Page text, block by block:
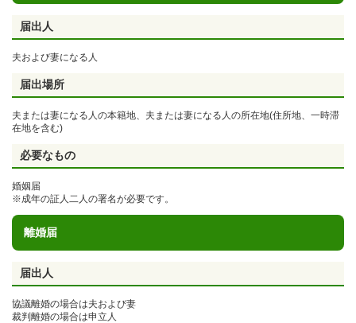
届出人
夫および妻になる人
届出場所
夫または妻になる人の本籍地、夫または妻になる人の所在地(住所地、一時滞
在地を含む)
必要なもの
婚姻届
※成年の証人二人の署名が必要です。
離婚届
届出人
協議離婚の場合は夫および妻
裁判離婚の場合は申立人